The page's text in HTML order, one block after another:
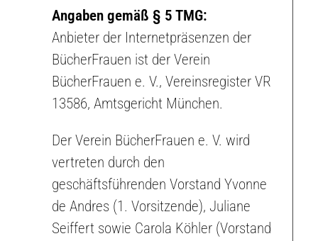
Angaben gemäß § 5 TMG:
Anbieter der Internetpräsenzen der
BücherFrauen ist der Verein
BücherFrauen e. V., Vereinsregister VR
13586, Amtsgericht München.
Der Verein BücherFrauen e. V. wird
vertreten durch den
geschäftsführenden Vorstand Yvonne
de Andres (1. Vorsitzende), Juliane
Seiffert sowie Carola Köhler (Vorstand